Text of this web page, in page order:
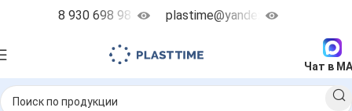
8 930 698 98 38 plastime@yandex.ru
Чат в